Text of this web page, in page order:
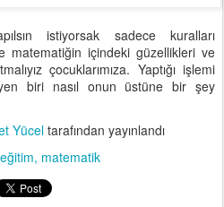
istiyorsak sadece kuralları
matematiğin içindeki güzellikleri ve
çocuklarımıza. Yaptığı işlemi
biri nasıl onun üstüne bir şey
Yüceltarafından yayınlandı
eğitim matematik